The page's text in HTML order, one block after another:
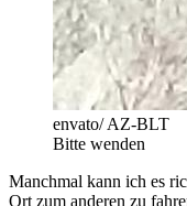
envato/ AZ-BLT
Bitte wenden
Manchmal kann ich es
Ort zum anderen zu